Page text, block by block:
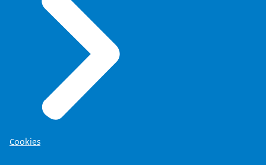
Cookies